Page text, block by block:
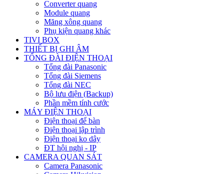
Converter quang
Module quang
Măng xông quang
Phụ kiện quang khác
TIVI BOX
THIẾT BỊ GHI ÂM
TỔNG ĐÀI ĐIỆN THOẠI
Tổng đài Panasonic
Tổng đài Siemens
Tổng đài NEC
Bộ lưu điện (Backup)
Phần mềm tính cước
MÁY ĐIỆN THOẠI
Điện thoại để bàn
Điện thoại lập trình
Điện thoại ko dây
ĐT hội nghị - IP
CAMERA QUAN SÁT
Camera Panasonic